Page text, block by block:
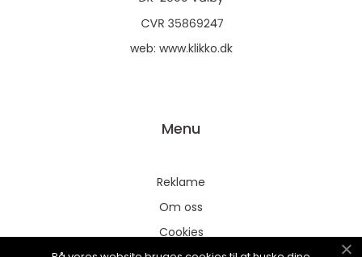
web: www.klikko.dk
Menu
Reklame
Om oss
Cookies